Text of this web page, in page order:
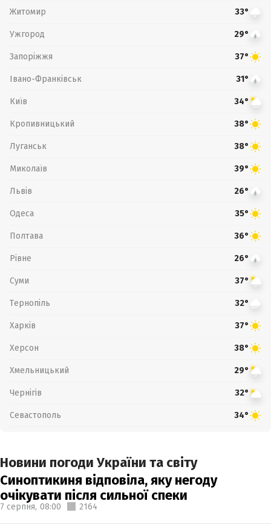
Житомир 33°
Ужгород 29°
Запоріжжя 37°
Івано-Франківськ 31°
Київ 34°
Кропивницький 38°
Луганськ 38°
Миколаїв 39°
Львів 26°
Одеса 35°
Полтава 36°
Рівне 26°
Суми 37°
Тернопіль 32°
Харків 37°
Херсон 38°
Хмельницький 29°
Чернігів 32°
Севастополь 34°
Новини погоди України та світу
Синоптикиня відповіла, яку негоду
очікувати після сильної спеки
7 серпня, 08:00 2164